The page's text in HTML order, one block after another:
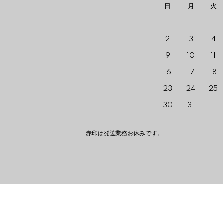
日 月 火
2 3 4
9 10
16 17 18
23 24 25
30 31
赤印は発送業務お休みで